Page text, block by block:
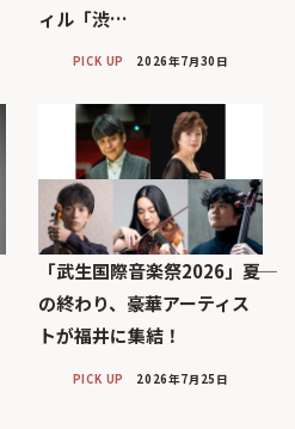
ィル「渋…
PICK UP 2026年7月30日
「武生国際音楽祭2026」――夏
の終わり、豪華アーティス
トが福井に集結！
PICK UP 2026年7月25日